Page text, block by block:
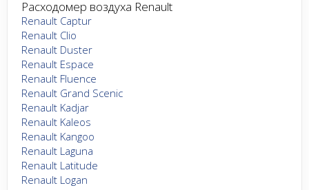
Расходомер воздуха Renault
Renault Captur
Renault Clio
Renault Duster
Renault Espace
Renault Fluence
Renault Grand Scenic
Renault Kadjar
Renault Kaleos
Renault Kangoo
Renault Laguna
Renault Latitude
Renault Logan